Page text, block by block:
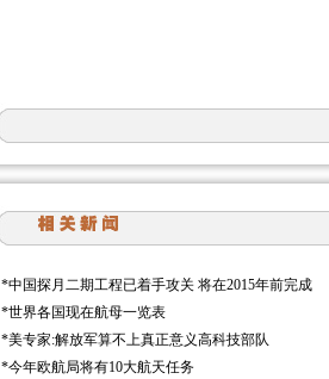
*中国探月二期工程已着手攻关 将在2015年前完成
*世界各国现在航母一览表
*美专家:解放军算不上真正意义高科技部队
*今年欧航局将有10大航天任务